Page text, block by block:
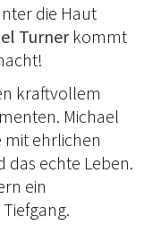
die Haut
Turnerkommt
kraftvollem
Michael
ehrlichen
das echte Leben.
ein